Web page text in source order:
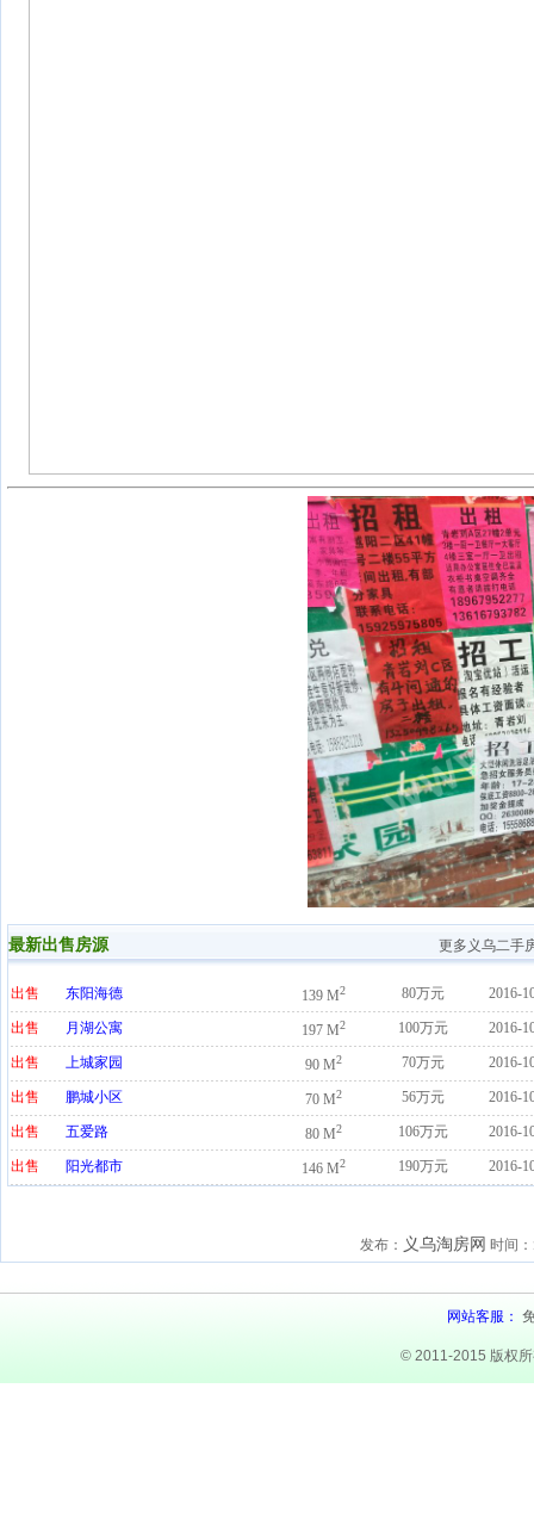
最新出售房源 更多义乌二手
出售 东阳海德 139 M2 80万元 2016-
出售 月湖公寓 197 M2 100万元 2016-
出售 上城家园 90 M2 70万元 2016-
出售 鹏城小区 70 M2 56万元 2016-
出售 五爱路 80 M2 106万元 2016-
出售 阳光都市 146 M2 190万元 2016-
发布： 义乌淘房网 时间：
网站客服：
© 2011-2015 版权